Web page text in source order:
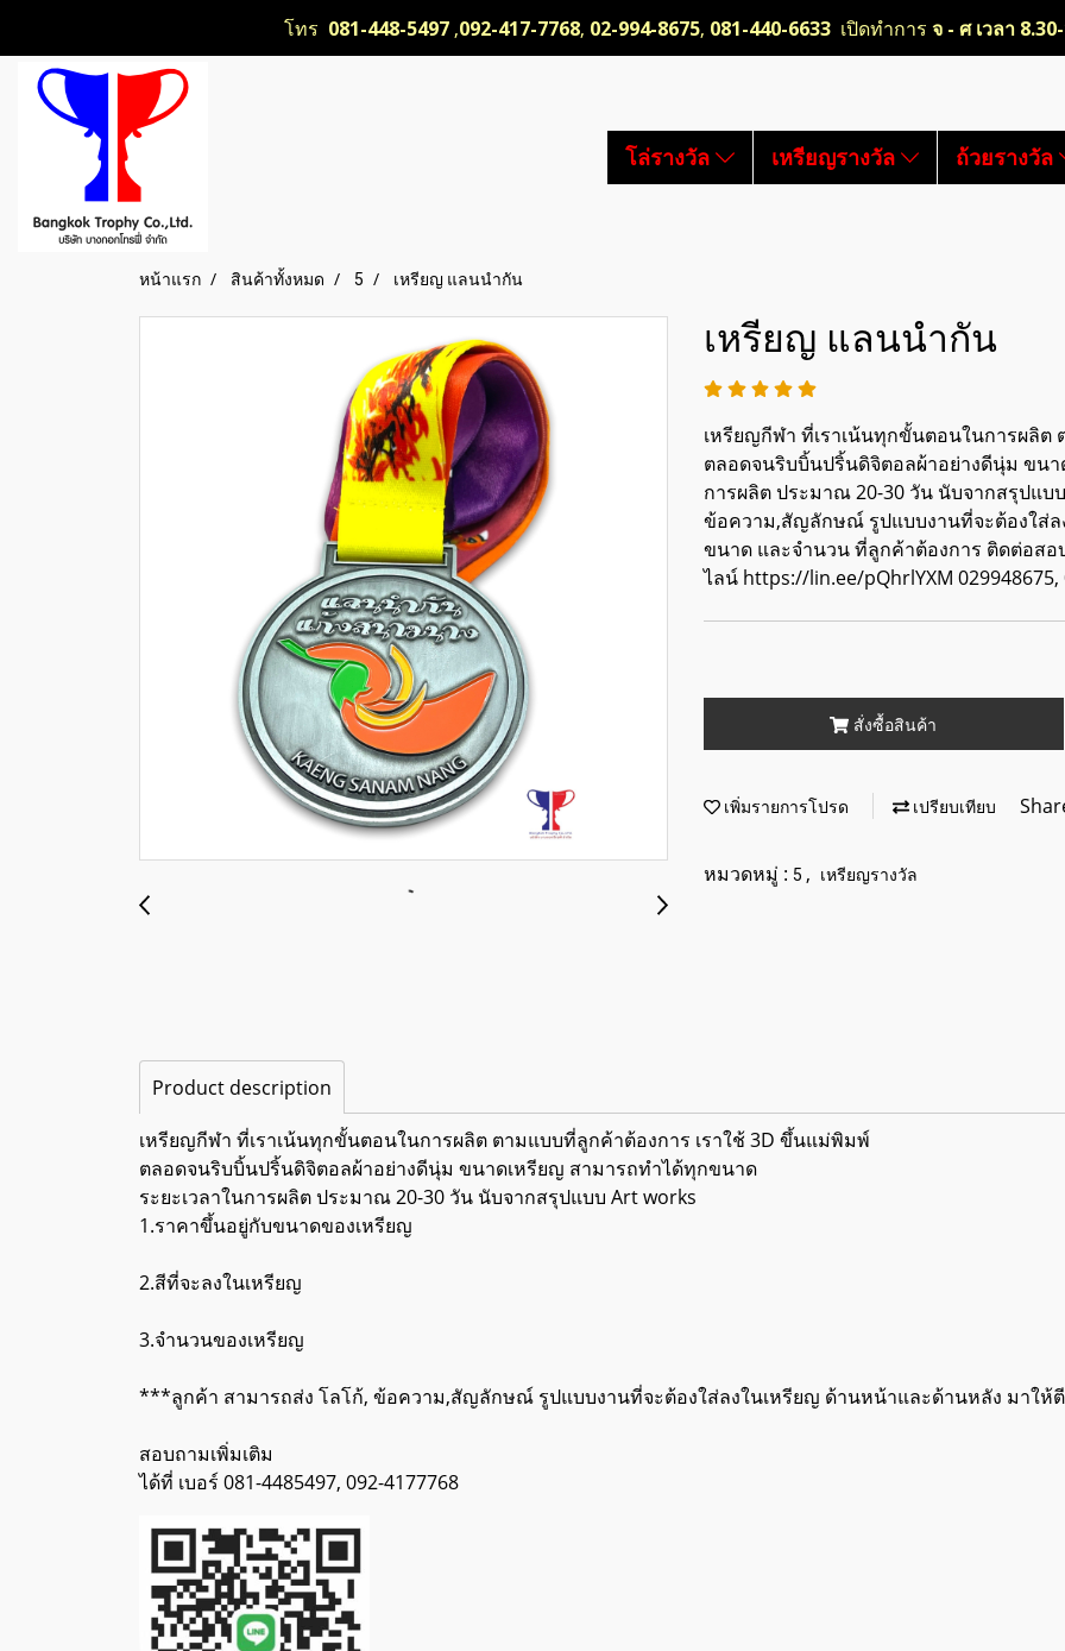
โทร 081-448-5497,092-417-7768, 02-994-8675, 081-440-6633เปิดทำการ จ - ศ เวลา
โล่รางวัล เหรียญรางวัล ถ้วยรางวัล
หน้าแรก สินค้าทั้งหมด 5 เหรียญ แลนนำกัน
เหรียญ แลนนำกัน
เหรียญกีฬา ที่เราเน้นทุกขั้นตอนในการผลิ
ตลอดจนริบบิ้นปริ้นดิจิตอลผ้าอย่างดีนุ่ม ขน
การผลิต ประมาณ 20-30 วัน นับจากสรุปแ
ข้อความ,สัญลักษณ์ รูปแบบงานที่จะต้องใส่
ขนาด และจำนวน ที่ลูกค้าต้องการ ติดต่อสอ
ไลน์ https://lin.ee/pQhrlYXM
สั่งซื้อสินค้า
เพิ่มรายการโปรด เปรียบเทียบ
หมวดหมู่ : 5 , เหรียญรางวัล
Product description
เหรียญกีฬา ที่เราเน้นทุกขั้นตอนในการผลิต ตามแบบที่ลูกค้าต้องการ เราใช้ 3D ขึ้นแม่พิมพ์
ตลอดจนริบบิ้นปริ้นดิจิตอลผ้าอย่างดีนุ่ม ขนาดเหรียญ สามารถทำได้ทุกขนาด
ระยะเวลาในการผลิต ประมาณ 20-30 วัน นับจากสรุปแบบ Art works
1.ราคาขึ้นอยู่กับขนาดของเหรียญ
2.สีที่จะลงในเหรียญ
3.จำนวนของเหรียญ
***ลูกค้า สามารถส่ง โลโก้, ข้อความ,สัญลักษณ์ รูปแบบงานที่จะต้องใส่ลงในเหรียญ ด้านหน้าและด้านหลัง มาให้
สอบถามเพิ่มเติม
ได้ที่ เบอร์ 081-4485497, 092-4177768